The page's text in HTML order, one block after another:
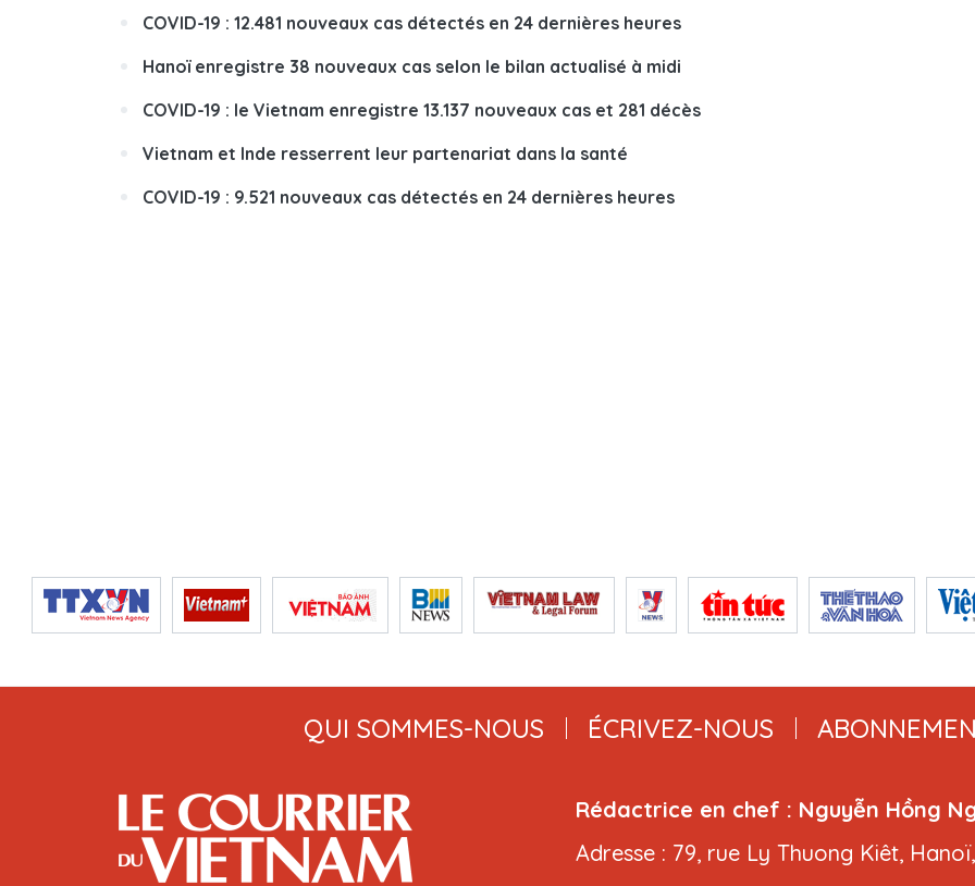
COVID-19 : 12.481 nouveaux cas détectés en 24 dernières heures
Hanoï enregistre 38 nouveaux cas selon le bilan actualisé à midi
COVID-19 : le Vietnam enregistre 13.137 nouveaux cas et 281 décès
Vietnam et Inde resserrent leur partenariat dans la santé
COVID-19 : 9.521 nouveaux cas détectés en 24 dernières heures
QUI SOMMES-NOUS ÉCRIVEZ-NOUS
Rédactrice en chef : Nguyễn Hồng
Adresse : 79, rue Ly Thuong Kiêt,